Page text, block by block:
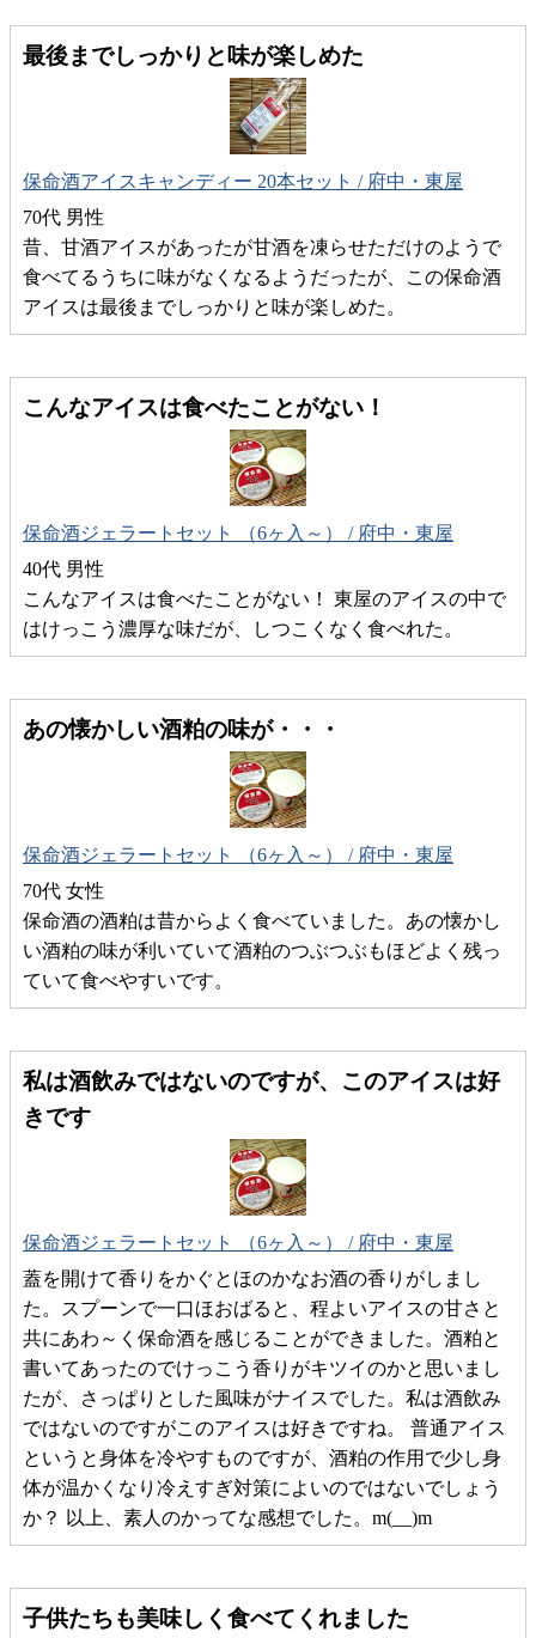
最後までしっかりと味が楽しめた
保命酒アイスキャンディー 20本セット / 府中・東屋
70代 男性
昔、甘酒アイスがあったが甘酒を凍らせただけのようで
食べてるうちに味がなくなるようだったが、この保命酒
アイスは最後までしっかりと味が楽しめた。
こんなアイスは食べたことがない！
保命酒ジェラートセット （6ヶ入～） / 府中・東屋
40代 男性
こんなアイスは食べたことがない！ 東屋のアイスの中で
はけっこう濃厚な味だが、しつこくなく食べれた。
あの懐かしい酒粕の味が・・・
保命酒ジェラートセット （6ヶ入～） / 府中・東屋
70代 女性
保命酒の酒粕は昔からよく食べていました。あの懐かし
い酒粕の味が利いていて酒粕のつぶつぶもほどよく残っ
ていて食べやすいです。
私は酒飲みではないのですが、このアイスは好
きです
保命酒ジェラートセット （6ヶ入～） / 府中・東屋
蓋を開けて香りをかぐとほのかなお酒の香りがしまし
た。スプーンで一口ほおばると、程よいアイスの甘さと
共にあわ～く保命酒を感じることができました。酒粕と
書いてあったのでけっこう香りがキツイのかと思いまし
たが、さっぱりとした風味がナイスでした。私は酒飲み
ではないのですがこのアイスは好きですね。 普通アイス
というと身体を冷やすものですが、酒粕の作用で少し身
体が温かくなり冷えすぎ対策によいのではないでしょう
か？ 以上、素人のかってな感想でした。m(__)m
子供たちも美味しく食べてくれました